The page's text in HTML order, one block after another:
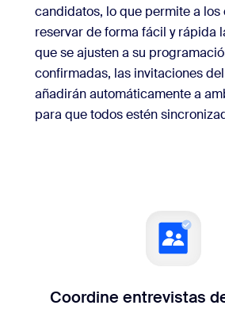
candidatos, lo que permite a
reservar de forma fácil y rápida
que se ajusten a su
confirmadas, las invitaciones
añadirán automáticamente a
para que todos estén
Coordine entrevistas